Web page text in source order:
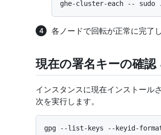
各ノードで回転が正常に完了
現在の署名キーの確認
インスタンスに現在インストール
次を実行します。